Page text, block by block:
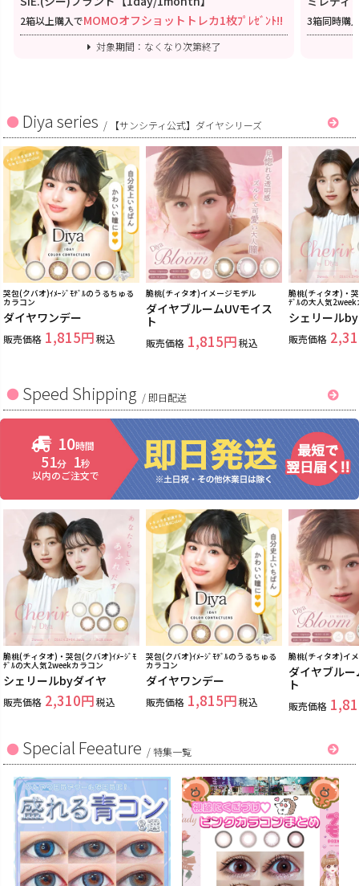
2箱以上購入でMOMOオフショットトレカ1枚ﾌﾟﾚｾﾞﾝﾄ!!
対象期間：なくなり次第終了
3箱同時購
Diya series / 【サンシティ公式】ダイヤシリーズ
哭包(クバオ)ｲﾒｰｼﾞﾓﾃﾞﾙのうるちゅる
カラコン
ダイヤワンデー
販売価格 1,815 税込
脆桃(チィタオ)イメージモデル
ダイヤブルームUVモイス
ト
販売価格 1,815 税込
脆桃(チィタオ)・
ﾃﾞﾙの大人気2week
シェリール
販売価格
Speed Shipping / 即日配送
10時間
51分 0秒
以内のご注文で
脆桃(チィタオ)・哭包(クバオ)ｲﾒｰｼﾞﾓ
ﾃﾞﾙの大人気2weekカラコン
シェリールbyダイヤ
販売価格 2,310 税込
哭包(クバオ)ｲﾒｰｼﾞﾓﾃﾞﾙのうるちゅる
カラコン
ダイヤワンデー
販売価格 1,815 税込
脆桃(チィタオ)イ
ダイヤブル
ト
販売価格
Special Feeature /特集一覧